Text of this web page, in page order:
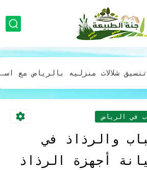
تنسيق شلالات منزليه بالرياض مع استخدام الإضاءة لتحسين جمالية الشلال
تصميم مظلة خارجية مع ديكورات حدائق جلسات خارجية بالرياض
في الرياض
والرذاذ في
أجهزة الرذاذ